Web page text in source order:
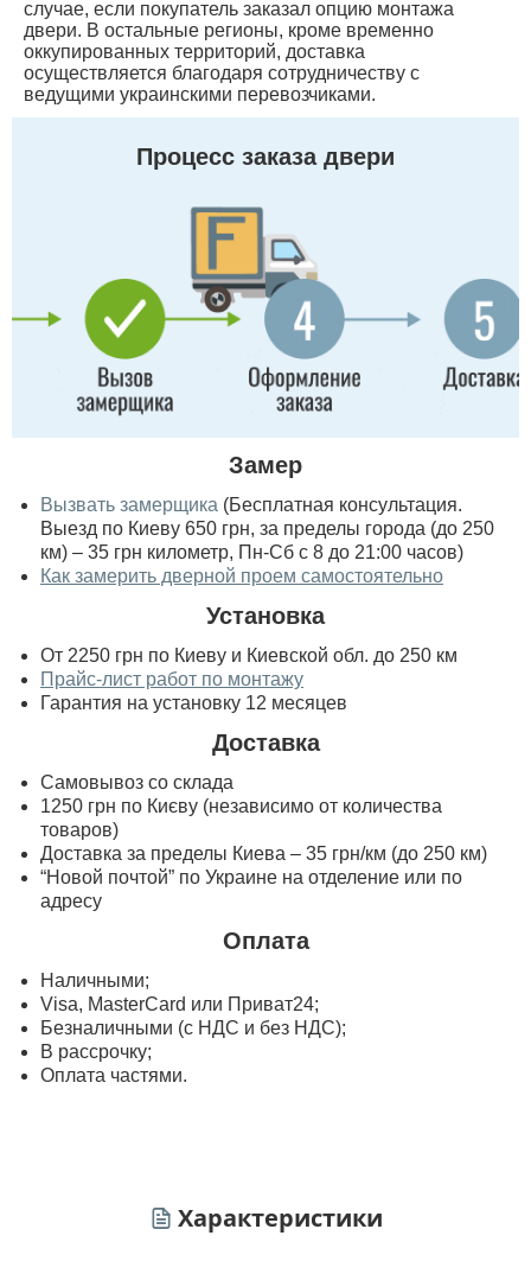
случае, если покупатель заказал опцию монтажа
двери. В остальные регионы, кроме временно
оккупированных территорий, доставка
осуществляется благодаря сотрудничеству с
ведущими украинскими перевозчиками.
Процесс заказа двери
Замер
Вызвать замерщика (Бесплатная консультация.
Выезд по Киеву 650 грн, за пределы города (до 250
км) – 35 грн километр, Пн-Сб с 8 до 21:00 часов)
Как замерить дверной проем самостоятельно
Установка
От 2250 грн по Киеву и Киевской обл. до 250 км
Прайс-лист работ по монтажу
Гарантия на установку 12 месяцев
Доставка
Самовывоз со склада
1250 грн по Києву (независимо от количества
товаров)
Доставка за пределы Киева – 35 грн/км (до 250 км)
“Новой почтой” по Украине на отделение или по
адресу
Оплата
Наличными;
Visa, MasterСard или Приват24;
Безналичными (с НДС и без НДС);
В рассрочку;
Оплата частями.
Характеристики